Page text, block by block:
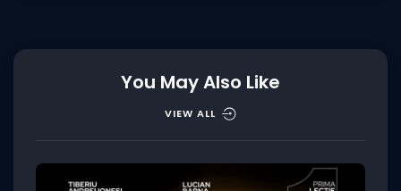
You May Also Like
VIEW ALL